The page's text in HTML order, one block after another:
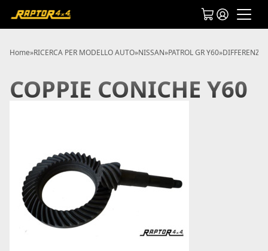
Home»RICERCA PER MODELLO AUTO»NISSAN»PATROL GR Y60»
COPPIE CONICHE Y60